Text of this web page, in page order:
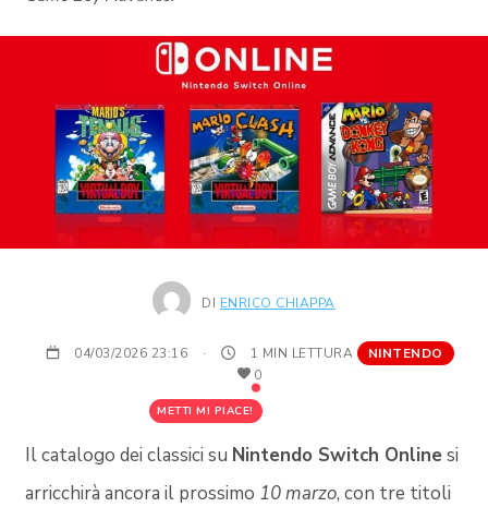
DI ENRICO CHIAPPA
04/03/2026 23:16 · 1 MIN LETTURA NINTENDO
METTI MI PIACE!
0
Il catalogo dei classici su Nintendo Switch Onlinesi
arricchirà ancora il prossimo 10 marzo, con tre titoli